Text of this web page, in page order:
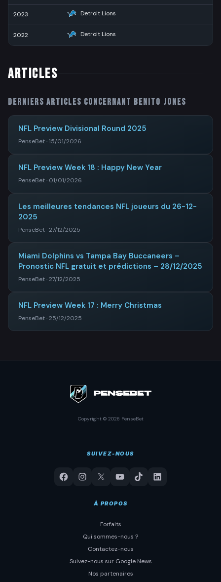
2023 Detroit Lions
2022 Detroit Lions
ARTICLES
Derniers articles concernant Benito Jones
NFL Preview Divisional Round 2025
PenseBet · 15/01/2026
NFL Preview Week 18 : Happy New Year
PenseBet · 01/01/2026
Les meilleures tendances NFL joueurs du 26-12-
2025
PenseBet · 27/12/2025
Miami Dolphins vs Tampa Bay Buccaneers –
Pronostic NFL gratuit et prédictions – 28/12/2025
PenseBet · 27/12/2025
NFL Preview Week 17 : Merry Christmas
PenseBet · 25/12/2025
Copyright © 2026 PenseBet
SUIVEZ-NOUS
À PROPOS
Forfaits
Qui sommes-nous ?
Contactez-nous
Suivez-nous sur Google News
Nos partenaires